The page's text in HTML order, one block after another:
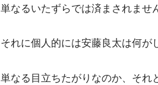
単なるいたずらでは済まされませ
それに個人的には安藤良太は何が
単なる目立ちたがりなのか、それ